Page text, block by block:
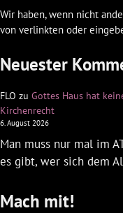
Wir haben, wenn nicht
von verlinkten oder
Neuester
FLO zu Gottes Haus hat
Kirchenrecht
6. August 2026
Man muss nur mal im
es gibt, wer sich dem
Mach mit!